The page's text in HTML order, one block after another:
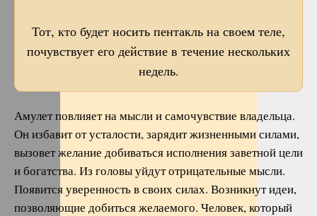
Тот, кто будет носить пентакль на своем теле,
почувствует его действие в течение нескольких
недель.
Амулет повлияет на мысли и самочувствие владельца.
Он избавит от усталости, зарядит жизненными силами,
вызовет желание добиваться исполнения заветной цели
и богатства. Из головы уйдут отрицательные мысли.
Появится уверенность в своих силах. Возникнут идеи,
позволяющие добиться желаемого. Человек, который